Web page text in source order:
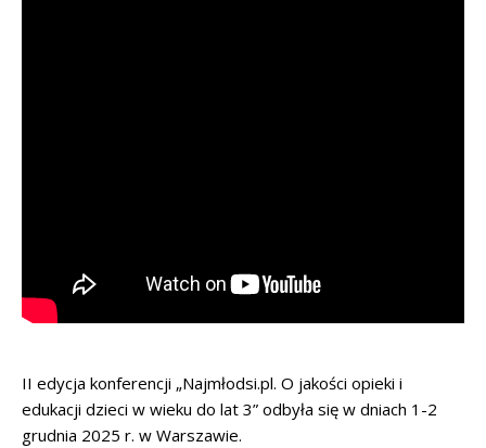
przycisk CC w odtwarzaczu YouTube. Transkrypcja dostępna
jest na stronie YouTube (przycisk "..." → "Pokaż transkrypcję").
II edycja konferencji „Najmłodsi.pl. O jakości opieki i
edukacji dzieci w wieku do lat 3” odbyła się w dniach 1-2
grudnia 2025 r. w Warszawie.